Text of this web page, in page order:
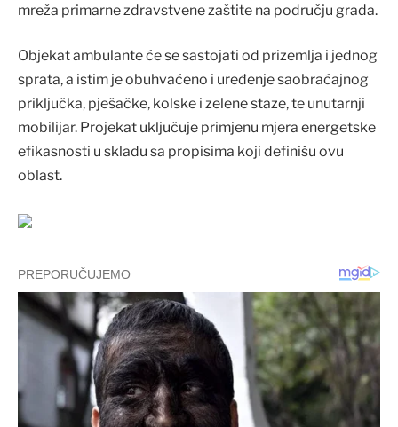
mreža primarne zdravstvene zaštite na području grada.
Objekat ambulante će se sastojati od prizemlja i jednog
sprata, a istim je obuhvaćeno i uređenje saobraćajnog
priključka, pješačke, kolske i zelene staze, te unutarnji
mobilijar. Projekat uključuje primjenu mjera energetske
efikasnosti u skladu sa propisima koji definišu ovu
oblast.